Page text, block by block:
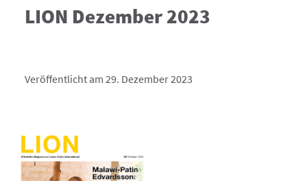
LION Dezember 2023
Veröffentlicht am 29. Dezember 2023